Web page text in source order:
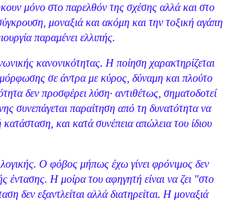
μόνο στο παρελθόν της σχέσης αλλά και στο
μοναξιά και ακόμη και την τοξική αγάπη
παραμένει ελλιπής.
κανονικότητας. Η ποίηση χαρακτηρίζεται
σε άντρα με κύρος, δύναμη και πλούτο
δεν προσφέρει λύση· αντιθέτως, σηματοδοτεί
συνεπάγεται παραίτηση από τη δυνατότητα να
και κατά συνέπεια απώλεια του ίδιου
Ο φόβος μήπως έχω γίνει φρόνιμος δεν
έντασης. Η μοίρα του αφηγητή είναι να ζει "στο
δεν εξαντλείται αλλά διατηρείται. Η μοναξιά